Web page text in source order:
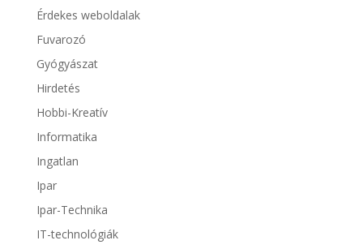
Érdekes weboldalak
Fuvarozó
Gyógyászat
Hirdetés
Hobbi-Kreatív
Informatika
Ingatlan
Ipar
Ipar-Technika
IT-technológiák